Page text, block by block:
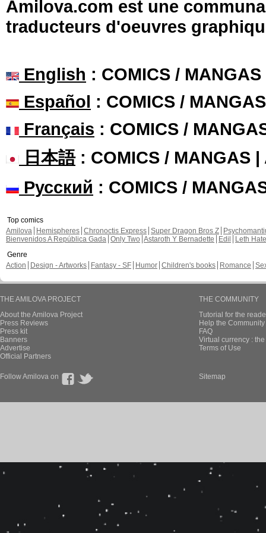
Amilova.com est une
traducteurs d'oeuvres
English : COMICS /
Español : COMICS /
Français : COMICS /
日本語: COMICS / MANGAS |
Русский : COMICS /
Top comics
Amilova
Hemispheres Chronoctis Express Super Dragon Bros Z
Bienvenidos A República Gada Only Two Astaroth Y Bernadette Edil
Leth Hate
Genre
Action
Design - Artworks Fantasy - SF Humor Children's books Romance
THE AMILOVA PROJECT
About the Amilova Project
Press Reviews
Press kit
Banners
Advertise
Official Partners
THE COMMUNITY
Tutorial for the
Help the
FAQ
Virtual currency :
Terms of Use
Follow Amilova on Sitemap